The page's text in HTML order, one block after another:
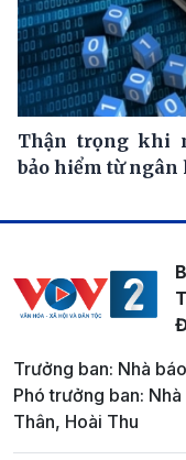
Thận trọng khi
bảo hiểm từ ngân
Trưởng ban: Nhà
Phó trưởng ban:
Thân, Hoài Thu